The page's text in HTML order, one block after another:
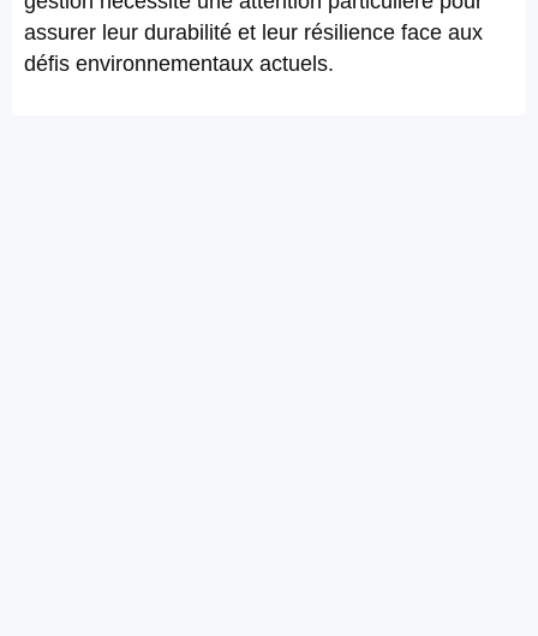
assurer leur durabilité et leur résilience face aux
défis environnementaux actuels.